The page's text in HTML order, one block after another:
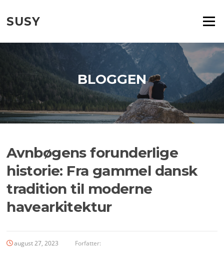
indhold
SUSY Menu
BLOGGEN
Avnbøgens forunderlige
historie: Fra gammel dansk
tradition til moderne
havearkitektur
august 27, 2023 Forfatter: